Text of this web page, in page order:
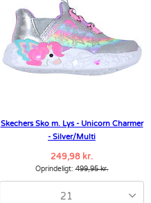
Skechers Sko m. Lys - Unicorn Charmer
- Silver/Multi
249,98 kr.
Oprindeligt:499,95 kr.
21